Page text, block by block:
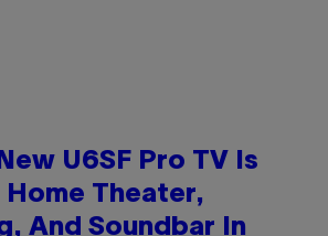
U6SF Pro TV Is
Home Theater,
And Soundbar In